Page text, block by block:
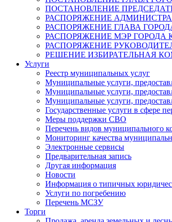
ПОСТАНОВЛЕНИЕ
РАСПОРЯЖЕНИЕ
РАСПОРЯЖЕНИЕ ГЛАВА
РАСПОРЯЖЕНИЕ МЭР ГОРОДА
РАСПОРЯЖЕНИЕ
РЕШЕНИЕ ИЗБИРАТЕЛЬНАЯ
Услуги
Реестр муниципальных услуг
Муниципальные услуги,
Муниципальные услуги,
Муниципальные услуги,
Государственные услуги в сфере
Меры поддержки СВО
Перечень видов муниципального
Мониторинг качества
Электронные сервисы
Предварительная запись
Другая информация
Новости
Информация о типичных
Услуги по погребению
Перечень МСЗУ
Торги